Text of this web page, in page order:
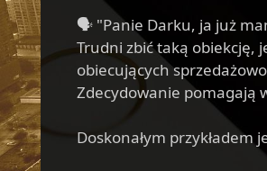
🗣 "Panie Darku, ja już
Trudni zbić taką obiekcję,
obiecujących
Zdecydowanie pomagają
Doskonałym przykładem